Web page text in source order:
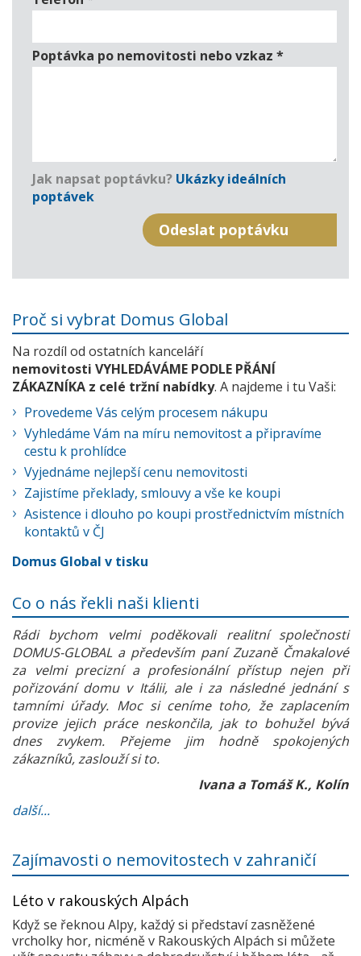
Poptávka po nemovitosti nebo vzkaz *
Jak napsat poptávku? Ukázky ideálních
poptávek
Proč si vybrat Domus Global
Na rozdíl od ostatních kanceláří
nemovitosti VYHLEDÁVÁME PODLE PŘÁNÍ
ZÁKAZNÍKA z celé tržní nabídky. A najdeme i tu Vaši:
Provedeme Vás celým procesem nákupu
Vyhledáme Vám na míru nemovitost a připravíme
cestu k prohlídce
Vyjednáme nejlepší cenu nemovitosti
Zajistíme překlady, smlouvy a vše ke koupi
Asistence i dlouho po koupi prostřednictvím místních
kontaktů v ČJ
Domus Global v tisku
Co o nás řekli naši klienti
Rádi bychom velmi poděkovali realitní společnosti
DOMUS-GLOBAL a především paní Zuzaně Čmakalové
za velmi precizní a profesionální přístup nejen při
pořizování domu v Itálii, ale i za následné jednání s
tamními úřady. Moc si ceníme toho, že zaplacením
provize jejich práce neskončila, jak to bohužel bývá
dnes zvykem. Přejeme jim hodně spokojených
zákazníků, zaslouží si to.
Ivana a Tomáš K., Kolín
další...
Zajímavosti o nemovitostech v zahraničí
Léto v rakouských Alpách
Když se řeknou Alpy, každý si představí zasněžené
vrcholky hor, nicméně v Rakouských Alpách si můžete